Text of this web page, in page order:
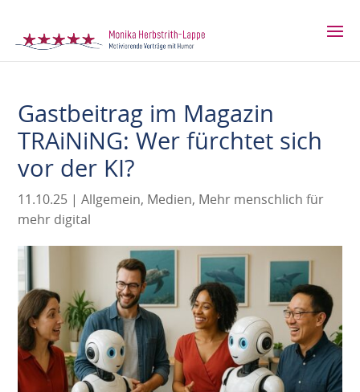
Gastbeitrag im Magazin
TRAiNiNG: Wer fürchtet sich
vor der KI?
11.10.25 |Allgemein, Medien, Mehr menschlich für
mehr digital